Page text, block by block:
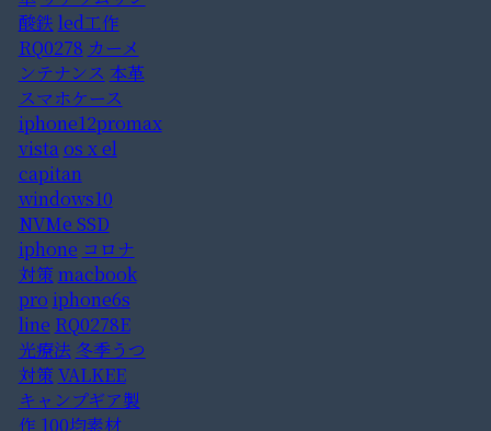
酸鉄 led工作
RQ0278 カーメ
ンテナンス 本革
スマホケース
iphone12promax
vistaos x el
capitan
windows10
NVMe SSD
iphone コロナ
対策macbook
pro iphone6s
line RQ0278E
光療法 冬季うつ
対策VALKEE
キャンプギア製
作 100均素材